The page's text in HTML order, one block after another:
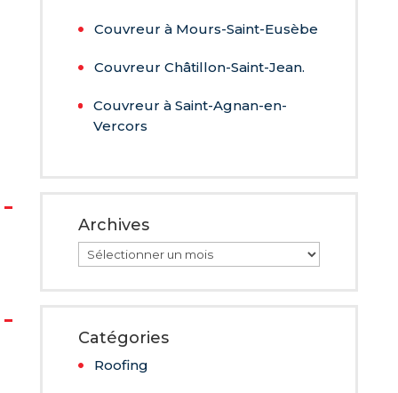
Couvreur à Mours-Saint-Eusèbe
Couvreur Châtillon-Saint-Jean.
Couvreur à Saint-Agnan-en-
Vercors
Archives
Archives
Catégories
Roofing